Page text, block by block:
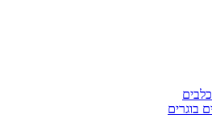
כלבים
בוגרים